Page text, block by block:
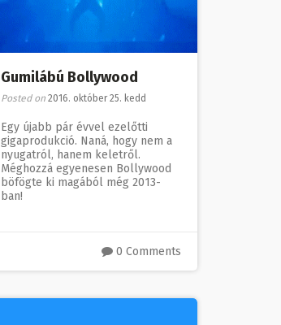
Gumilábú Bollywood
Posted on 2016. október 25. kedd
Egy újabb pár évvel ezelőtti
gigaprodukció. Naná, hogy nem a
nyugatról, hanem keletről.
Méghozzá egyenesen Bollywood
böfögte ki magából még 2013-
ban!
0 Comments